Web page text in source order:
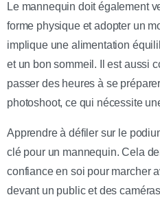
Le mannequin doit également
forme physique et adopter un
implique une alimentation
et un bon sommeil. Il est aussi
passer des heures à se
photoshoot, ce qui nécessite
Apprendre à défiler sur le
clé pour un mannequin. Cela
confiance en soi pour marcher
devant un public et des